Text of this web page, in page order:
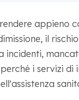
appieno
il
i servizi